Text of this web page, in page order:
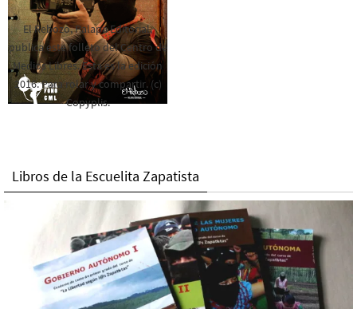
El Rebozo, Palapa Editorial,
publica este folleto del Centro de
Medios Libres. Esta es la edición
2016. Para rolar y compartir. (c)
Copyplis.
Libros de la Escuelita Zapatista